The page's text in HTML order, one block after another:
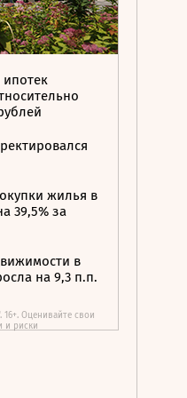
жилья в
39,5% за
в
на 9,3 п.п.
Оценивайте свои
и риски